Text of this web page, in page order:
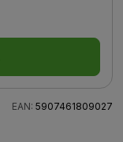
EAN: 5907461809027